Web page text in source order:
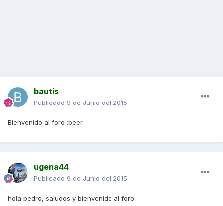
bautis
Publicado 9 de Junio del 2015
Bienvenido al foro :beer.
ugena44
Publicado 9 de Junio del 2015
hola pedro, saludos y bienvenido al foro.